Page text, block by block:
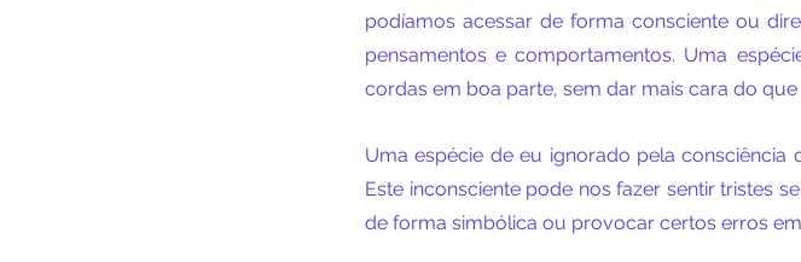
podíamos acessar de forma consciente ou
pensamentos e comportamentos. Uma
cordas em boa parte, sem dar mais cara do
Uma espécie de eu ignorado pela consciência
Este inconsciente pode nos fazer sentir tristes
de forma simbólica ou provocar certos erros